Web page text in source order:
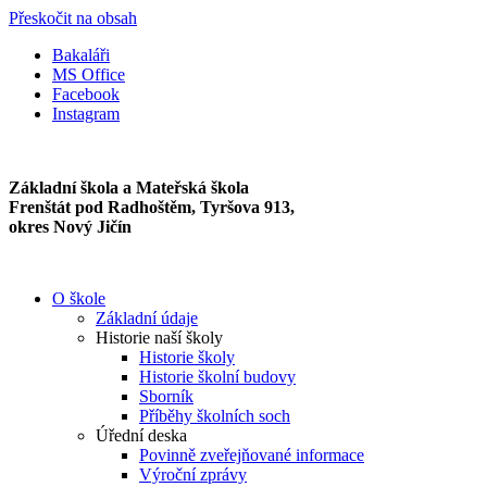
Přeskočit na obsah
Bakaláři
MS Office
Facebook
Instagram
Základní škola a Mateřská škola
Frenštát pod Radhoštěm, Tyršova 913,
okres Nový Jičín
O škole
Základní údaje
Historie naší školy
Historie školy
Historie školní budovy
Sborník
Příběhy školních soch
Úřední deska
Povinně zveřejňované informace
Výroční zprávy